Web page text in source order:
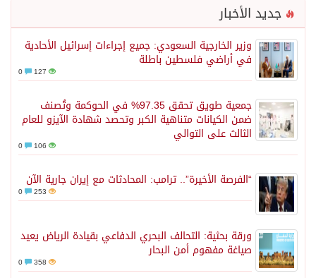
جديد الأخبار
وزير الخارجية السعودي: جميع إجراءات إسرائيل الأحادية
في أراضي فلسطين باطلة
127
جمعية طويق تحقق 97.35% في الحوكمة وتُصنف
ضمن الكيانات متناهية الكبر وتحصد شهادة الآيزو للعام
الثالث على التوالي
106
“الفرصة الأخيرة”.. ترامب: المحادثات مع إيران جارية الآن
253
ورقة بحثية: التحالف البحري الدفاعي بقيادة الرياض يعيد
صياغة مفهوم أمن البحار
358